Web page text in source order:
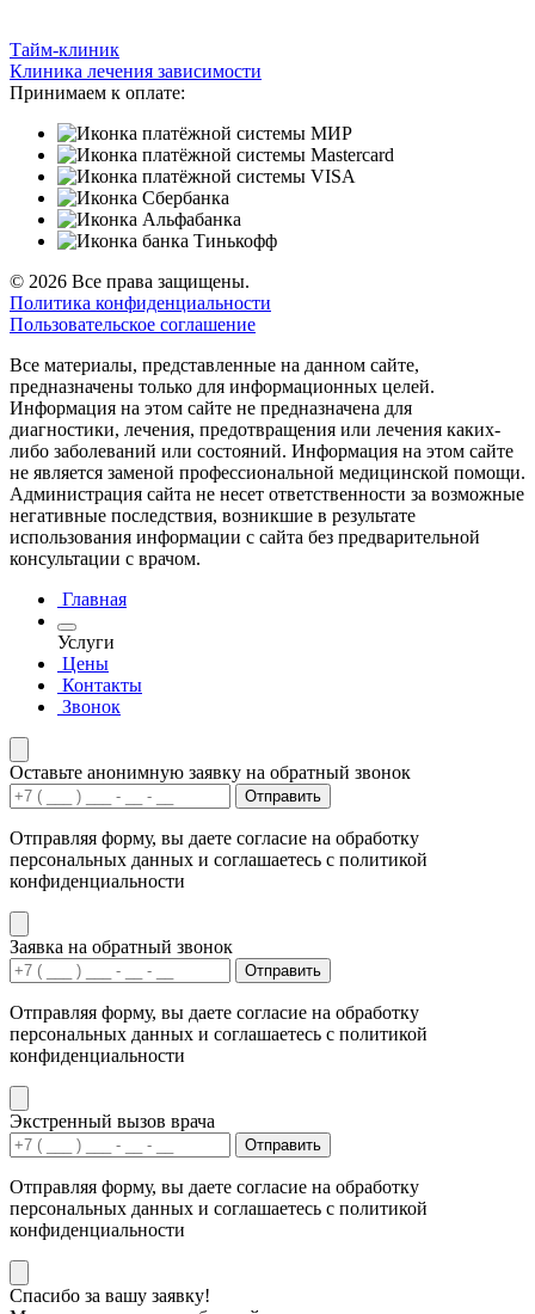
Тайм-клиник
Клиника лечения зависимости
Принимаем к оплате:
© 2026 Все права защищены.
Политика конфиденциальности
Пользовательское соглашение
Все материалы, представленные на данном сайте,
предназначены только для информационных целей.
Информация на этом сайте не предназначена для
диагностики, лечения, предотвращения или лечения каких-
либо заболеваний или состояний. Информация на этом сайте
не является заменой профессиональной медицинской помощи.
Администрация сайта не несет ответственности за возможные
негативные последствия, возникшие в результате
использования информации с сайта без предварительной
консультации с врачом.
Главная
Услуги
Цены
Контакты
Звонок
Оставьте анонимную заявку на обратный звонок
Отправить
Отправляя форму, вы даете согласие на обработку
персональных данных и соглашаетесь с политикой
конфиденциальности
Заявка на обратный звонок
Отправить
Отправляя форму, вы даете согласие на обработку
персональных данных и соглашаетесь с политикой
конфиденциальности
Экстренный вызов врача
Отправить
Отправляя форму, вы даете согласие на обработку
персональных данных и соглашаетесь с политикой
конфиденциальности
Спасибо за вашу заявку!